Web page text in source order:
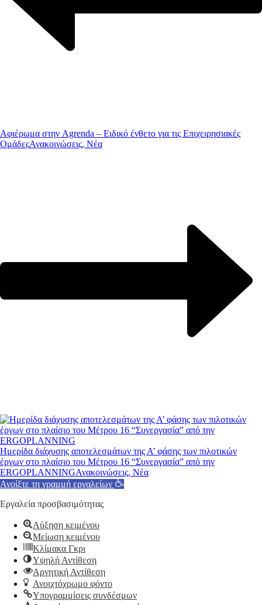
Αφιέρωμα στην Agrenda – Ειδικό ένθετο για τις Επιχειρησιακές
ΟμάδεςΑνακοινώσεις, Νέα
Ημερίδα διάχυσης αποτελεσμάτων της Α’ φάσης των πιλοτικών
έργων στο πλαίσιο του Μέτρου 16 “Συνεργασία” από την
ERGOPLANNINGΑνακοινώσεις, Νέα
Ανοίξτε τη γραμμή εργαλείων
Εργαλεία προσβασιμότητας
Αύξηση κειμένου
Μείωση κειμένου
Κλίμακα Γκρι
Υψηλή Αντίθεση
Αρνητική Αντίθεση
Ανοιχτόχρωμο φόντο
Υπογραμμίσεις συνδέσμων